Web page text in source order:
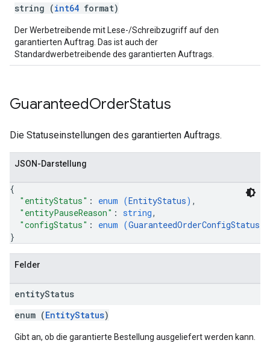
string (int64 format)
Der Werbetreibende mit Lese-/Schreibzugriff auf den
garantierten Auftrag. Das ist auch der
Standardwerbetreibende des garantierten Auftrags.
GuaranteedOrderStatus
Die Statuseinstellungen des garantierten Auftrags.
JSON-Darstellung
{
"entityStatus" : enum (EntityStatus) ,
"entityPauseReason" : string,
"configStatus" : enum (GuaranteedOrderConfigStatus
}
Felder
entityStatus
enum (EntityStatus)
Gibt an, ob die garantierte Bestellung ausgeliefert werden kann.